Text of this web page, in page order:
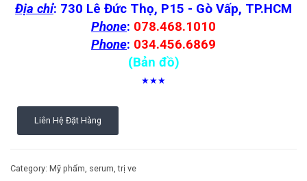
Địa chỉ: 730 Lê Đức Thọ, P15 - Gò Vấp, TP.HCM
Phone: 078.468.1010
Phone: 034.456.6869
(Bản đồ)
★★★
Liên Hệ Đặt Hàng
Category: Mỹ phẩm, serum, trị ve